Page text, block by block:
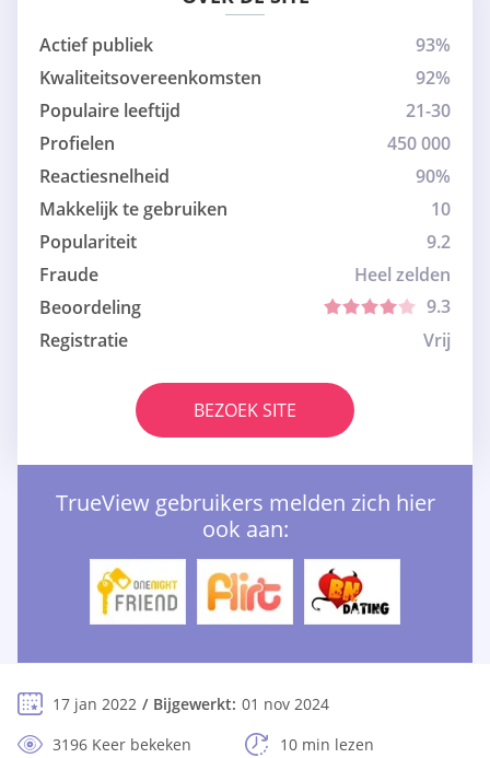
Actief publiek
93%
Kwaliteitsovereenkomsten
92%
Populaire leeftijd
21-30
Profielen
450 000
Reactiesnelheid
90%
Makkelijk te gebruiken
10
Populariteit
9.2
Fraude
Heel zelden
Beoordeling
9.3
Registratie
Vrij
BEZOEK SITE
TrueView gebruikers melden zich hier
ook aan:
17 jan 2022 Bijgewerkt: 01 nov 2024
3196 Keer bekeken
10 min lezen